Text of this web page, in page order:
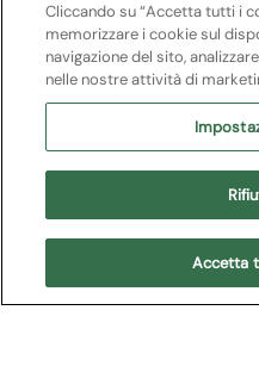
Trasparenza
Amministrazione
Responsabilità sociale
Bandi Scaduti
Le nostre opere
Stagioni passate
Cliccando su “Accetta tutti i
memorizzare i cookie sul
navigazione del sito,
nelle nostre attività di
Accetta